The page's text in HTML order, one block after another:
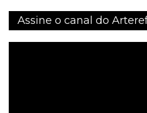
Assine o canal do